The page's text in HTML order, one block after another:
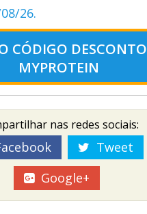
26.
CÓDIGO DESCONTO
MYPROTEIN
nas redes sociais:
Tweet
Google+